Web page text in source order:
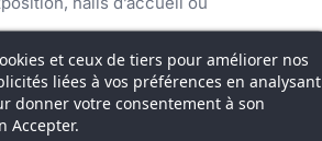
sur un plateau en
extrêmement rapide — il
une opération qui
et ceux de tiers pour améliorer nos
liées à vos préférences en analysant
donner votre consentement à son
Accepter.